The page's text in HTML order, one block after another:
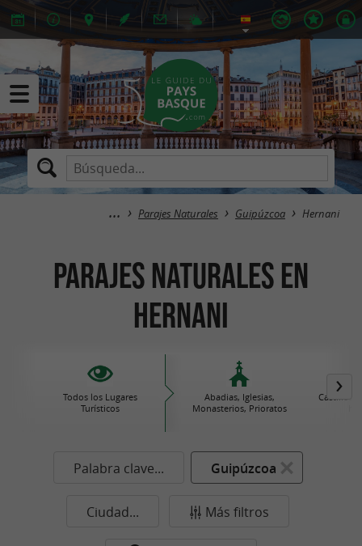
Parajes Naturales Guipúzcoa Hernani
Parajes Naturales en
Hernani
Todos los Lugares
Turísticos
Abadias, Iglesias,
Monasterios, Prioratos
Castillos
Palabra clave... Guipúzcoa
Ciudad... Más filtros